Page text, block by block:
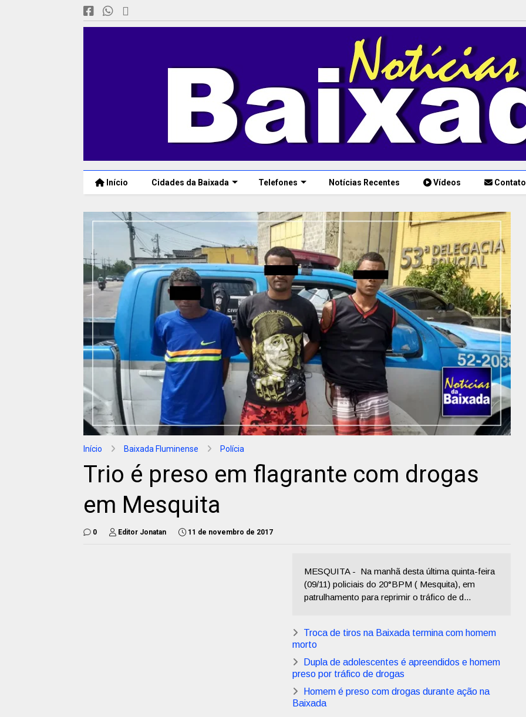
Início Cidades da Baixada Telefones Notícias Recentes Vídeos Contato
Início Baixada Fluminense Polícia
Trio é preso em flagrante com drogas
em Mesquita
0 Editor Jonatan 11 de novembro de 2017
MESQUITA - Na manhã desta última quinta-feira
(09/11) policiais do 20°BPM ( Mesquita), em
patrulhamento para reprimir o tráfico de d...
Troca de tiros na Baixada termina com homem
morto
Dupla de adolescentes é apreendidos e homem
preso por tráfico de drogas
Homem é preso com drogas durante ação na
Baixada